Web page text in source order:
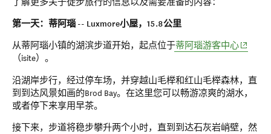
了解更多关于徒步旅行的信息以及需要准备的内容：
第一天：蒂阿瑙 -- Luxmore小屋，15.8公里
从蒂阿瑙小镇的湖滨步道开始，起点位于蒂阿瑙游客中心(opens
（isite）。
沿湖岸步行，经过停车场，并穿越山毛榉和红山毛榉森林，直
到到达风景如画的Brod Bay。在这里您可以畅游凉爽的湖水，
或者停下来享用早茶。
接下来，步道将稳步攀升两个小时，直到到达石灰岩峭壁，然